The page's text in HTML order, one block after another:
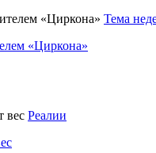
Тема
«Циркона»
Реалии